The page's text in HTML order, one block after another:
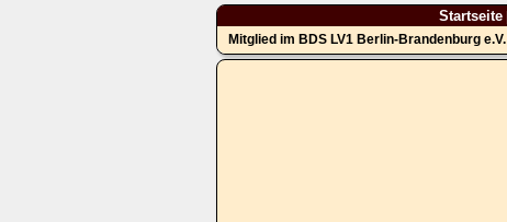
Startseite|
Mitglied im BDS LV1 Berlin-Brandenburg e.V.